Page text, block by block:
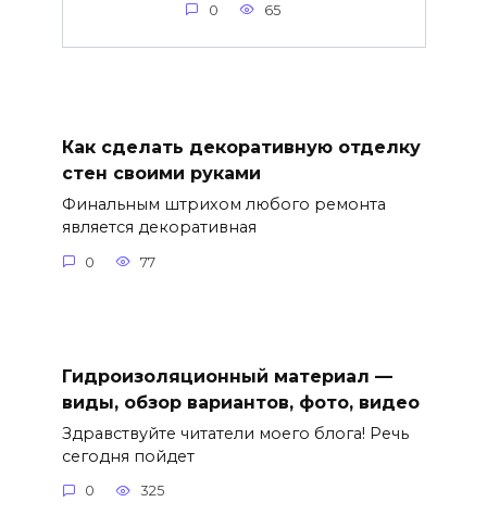
0 65
Как сделать декоративную отделку
стен своими руками
Финальным штрихом любого ремонта
является декоративная
0 77
Гидроизоляционный материал —
виды, обзор вариантов, фото, видео
Здравствуйте читатели моего блога! Речь
сегодня пойдет
0 325